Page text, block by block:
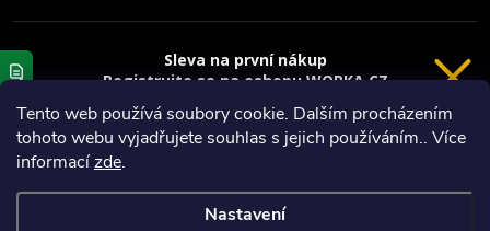
Tento web používá soubory cookie. Dalším procházením
tohoto webu vyjadřujete souhlas s jejich používáním.. Více
informacízde.
Nastavení
Vytvořil Shoptet
Copyright 2026
Sleva na první nákup
Registrujte se na eshopu WORKA.CZ
sleva 100 Kč* na nákup je Vaše.
Registrace
Privacy policy
VRÁCENÍ 14 DNÍ